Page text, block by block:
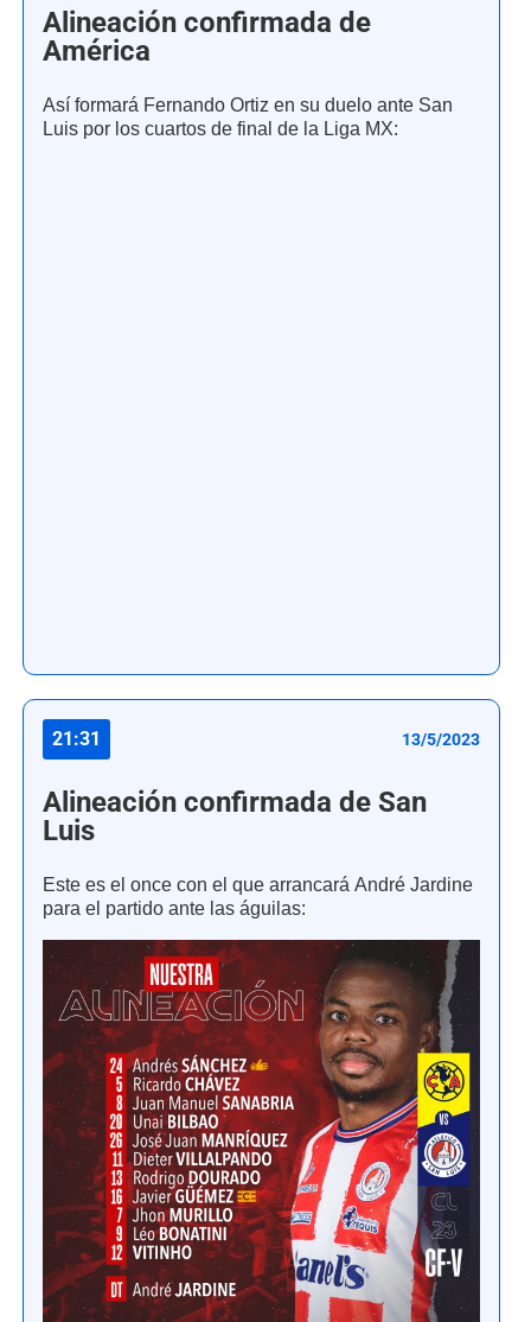
Alineación confirmada de
América
Así formará Fernando Ortiz en su duelo ante San
Luis por los cuartos de final de la Liga MX:
21:31 13/5/2023
Alineación confirmada de San
Luis
Este es el once con el que arrancará André Jardine
para el partido ante las águilas: